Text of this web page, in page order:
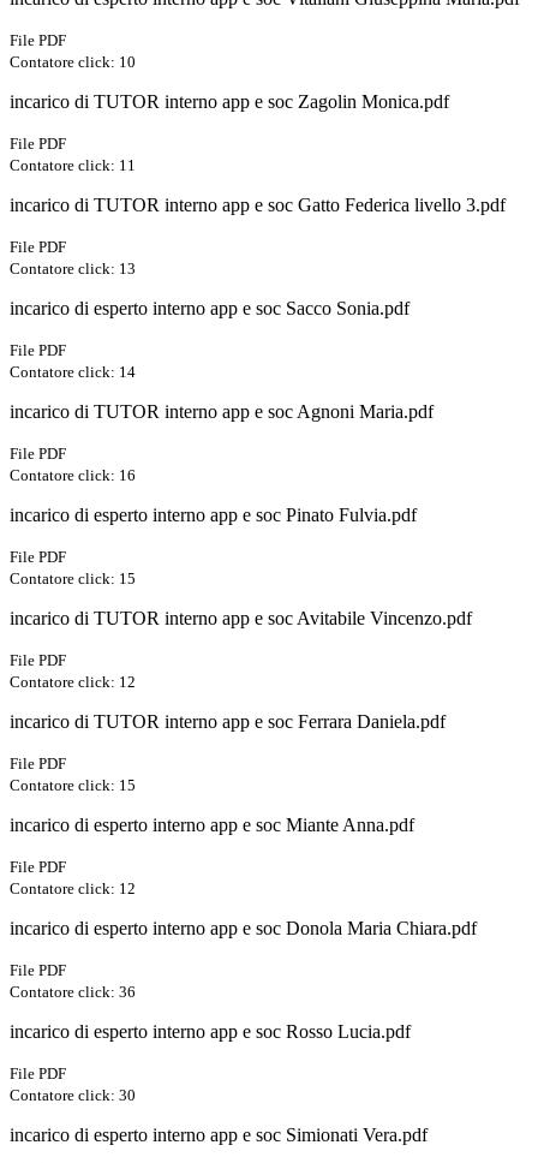
File PDF
Contatore click: 10
incarico di TUTOR interno app e soc Zagolin Monica.pdf
File PDF
Contatore click: 11
incarico di TUTOR interno app e soc Gatto Federica livello 3.pdf
File PDF
Contatore click: 13
incarico di esperto interno app e soc Sacco Sonia.pdf
File PDF
Contatore click: 14
incarico di TUTOR interno app e soc Agnoni Maria.pdf
File PDF
Contatore click: 16
incarico di esperto interno app e soc Pinato Fulvia.pdf
File PDF
Contatore click: 15
incarico di TUTOR interno app e soc Avitabile Vincenzo.pdf
File PDF
Contatore click: 12
incarico di TUTOR interno app e soc Ferrara Daniela.pdf
File PDF
Contatore click: 15
incarico di esperto interno app e soc Miante Anna.pdf
File PDF
Contatore click: 12
incarico di esperto interno app e soc Donola Maria Chiara.pdf
File PDF
Contatore click: 36
incarico di esperto interno app e soc Rosso Lucia.pdf
File PDF
Contatore click: 30
incarico di esperto interno app e soc Simionati Vera.pdf